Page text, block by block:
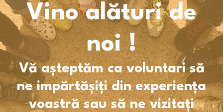
Vino alături de
noi !
Vă așteptăm ca voluntari să
ne impărtășiți din experiența
voastră sau să ne vizitați